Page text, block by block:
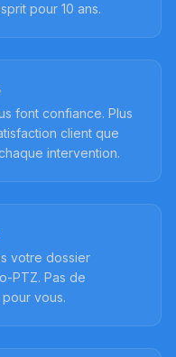
pour 10 ans.
font confiance. Plus
client que
intervention.
votre dossier
PTZ. Pas de
vous.